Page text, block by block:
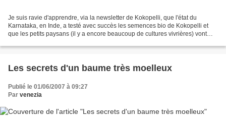
Je suis ravie d'apprendre, via la newsletter de Kokopelli, que l'état du
Karnataka, en Inde, a testé avec succès les semences bio de Kokopelli et
que les petits paysans (il y a encore beaucoup de cultures vivrières) vont
Les secrets d'un baume très moelleux
Publié le 01/06/2007 à 09:27
Par venezia